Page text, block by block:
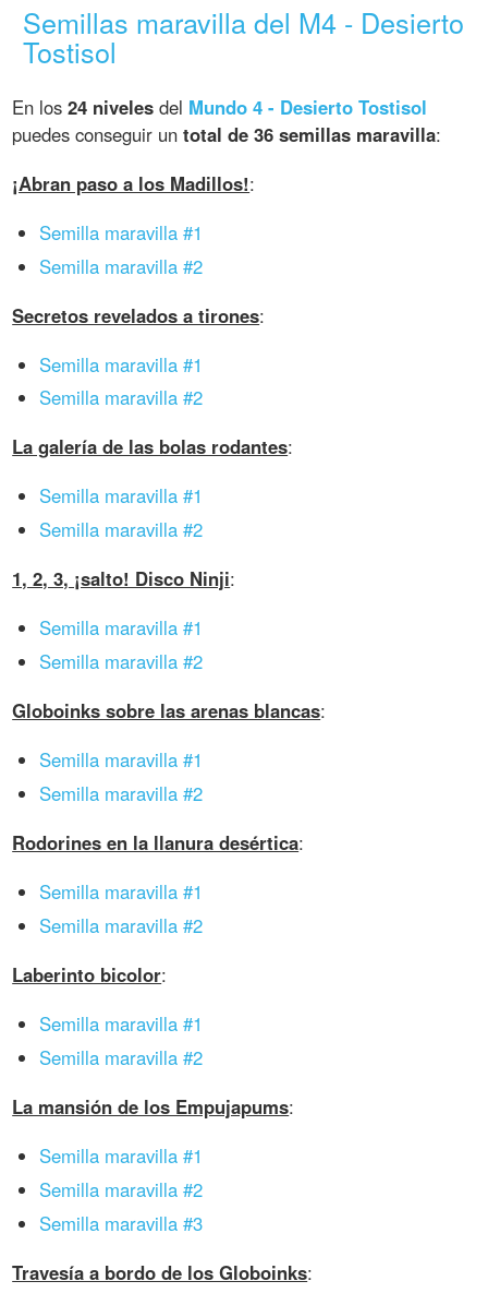
Semillas maravilla del M4 - Desierto
Tostisol
En los24 niveles del Mundo 4 - Desierto Tostisol
puedes conseguir untotal de 36 semillas maravilla:
¡Abran paso a los Madillos!:
Semilla maravilla #1
Semilla maravilla #2
Secretos revelados a tirones:
Semilla maravilla #1
Semilla maravilla #2
La galería de las bolas rodantes:
Semilla maravilla #1
Semilla maravilla #2
1, 2, 3, ¡salto! Disco Ninji:
Semilla maravilla #1
Semilla maravilla #2
Globoinks sobre las arenas blancas:
Semilla maravilla #1
Semilla maravilla #2
Rodorines en la llanura desértica:
Semilla maravilla #1
Semilla maravilla #2
Laberinto bicolor:
Semilla maravilla #1
Semilla maravilla #2
La mansión de los Empujapums:
Semilla maravilla #1
Semilla maravilla #2
Semilla maravilla #3
Travesía a bordo de los Globoinks: